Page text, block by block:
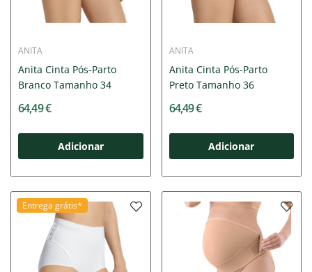
ANITA
Anita Cinta Pós-Parto
Branco Tamanho 34
64,49 €
Adicionar
ANITA
Anita Cinta Pós-Parto
Preto Tamanho 36
64,49 €
Adicionar
Entrega grátis*